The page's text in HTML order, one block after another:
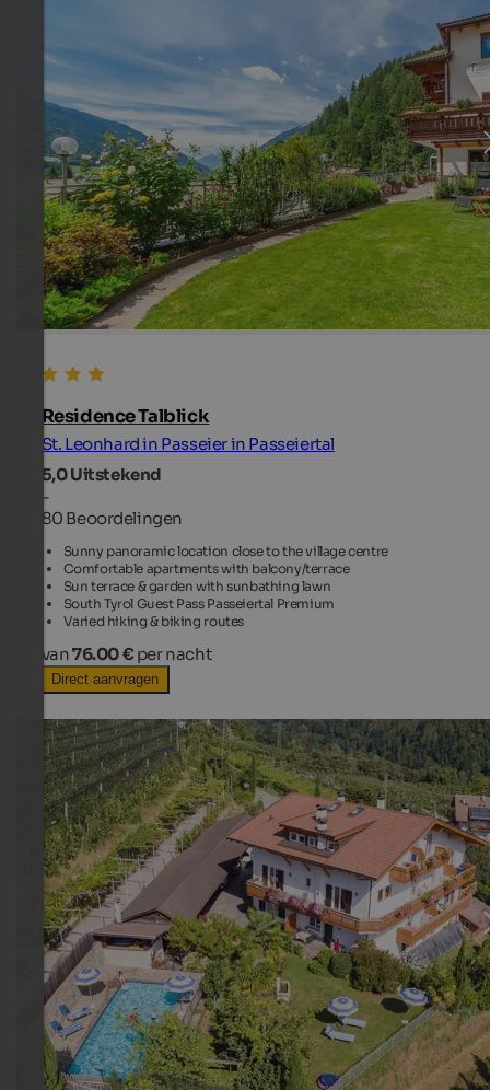
Residence Talblick
St. Leonhard in Passeier in Passeiertal
5,0Uitstekend
-
80 Beoordelingen
Sunny panoramic location close to the village centre
Comfortable apartments with balcony/terrace
Sun terrace & garden with sunbathing lawn
South Tyrol Guest Pass Passeiertal Premium
Varied hiking & biking routes
van76.00 € per nacht
Direct aanvragen